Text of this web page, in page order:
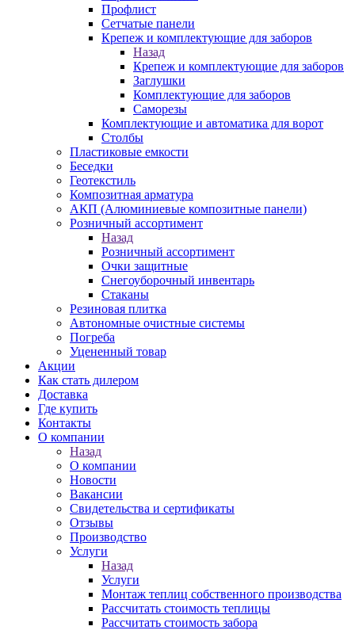
Профлист
Сетчатые панели
Крепеж и комплектующие для заборов
Назад
Крепеж и комплектующие для заборов
Заглушки
Комплектующие для заборов
Саморезы
Комплектующие и автоматика для ворот
Столбы
Пластиковые емкости
Беседки
Геотекстиль
Композитная арматура
АКП (Алюминиевые композитные панели)
Розничный ассортимент
Назад
Розничный ассортимент
Очки защитные
Снегоуборочный инвентарь
Стаканы
Резиновая плитка
Автономные очистные системы
Погреба
Уцененный товар
Акции
Как стать дилером
Доставка
Где купить
Контакты
О компании
Назад
О компании
Новости
Вакансии
Свидетельства и сертификаты
Отзывы
Производство
Услуги
Назад
Услуги
Монтаж теплиц собственного производства
Рассчитать стоимость теплицы
Рассчитать стоимость забора